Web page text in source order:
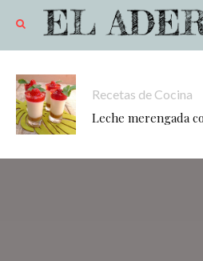
Recetas de Cocina
Leche merengada